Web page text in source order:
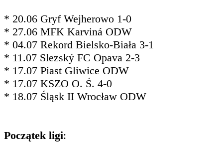
* 20.06 Gryf Wejherowo 1-0
* 27.06 MFK Karviná ODW
* 04.07 Rekord Bielsko-Biała 3-1
* 11.07 Slezský FC Opava 2-3
* 17.07 Piast Gliwice ODW
* 17.07 KSZO O. Ś. 4-0
* 18.07 Śląsk II Wrocław ODW
Początek ligi: